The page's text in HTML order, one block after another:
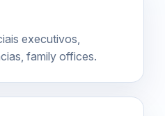
executivos,
family offices.